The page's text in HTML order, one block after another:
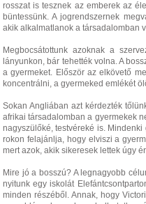
rosszat is tesznek az emberek az
büntessünk. A jogrendszernek
akik alkalmatlanok a társadalomban
Megbocsátottunk azoknak a
lányunkon, bár tehették volna. A
a gyermeket. Először az elkövető
koncentrálni, a gyermeked emlékét
Sokan Angliában azt kérdezték
afrikai társadalomban a gyermekek
nagyszülőké, testvéreké is.
rokon felajánlja, hogy elviszi a
mert azok, akik sikeresek lettek úgy
Mire jó a bosszú? A legnagyobb
nyitunk egy iskolát
minden részéből. Annak, hogy